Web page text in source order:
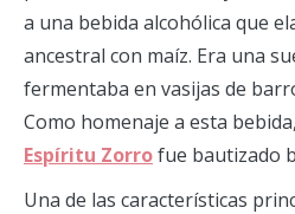
a una bebida alcohólica que
ancestral con maíz. Era una
fermentaba en vasijas de
Como homenaje a esta
Espíritu Zorrofue bautizado
Una de las características